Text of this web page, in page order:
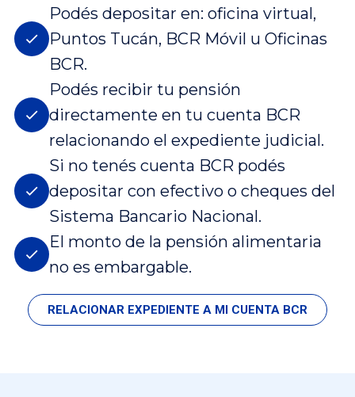
Podés depositar en: oficina virtual,
Puntos Tucán, BCR Móvil u Oficinas
BCR.
Podés recibir tu pensión
directamente en tu cuenta BCR
relacionando el expediente judicial.
Si no tenés cuenta BCR podés
depositar con efectivo o cheques del
Sistema Bancario Nacional.
El monto de la pensión alimentaria
no es embargable.
RELACIONAR EXPEDIENTE A MI CUENTA BCR